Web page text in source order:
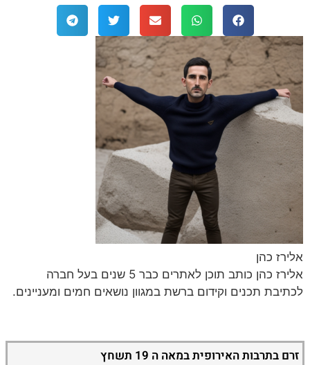
אלירז כהן
אלירז כהן כותב תוכן לאתרים כבר 5 שנים בעל חברה
לכתיבת תכנים וקידום ברשת במגוון נושאים חמים ומעניינים.
זרם בתרבות האירופית במאה ה 19 תשחץ